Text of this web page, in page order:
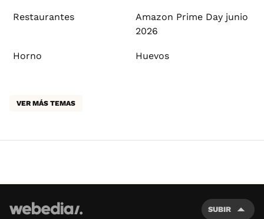
Restaurantes
Amazon Prime Day junio
2026
Horno Huevos
VER MÁS TEMAS
SUBIR